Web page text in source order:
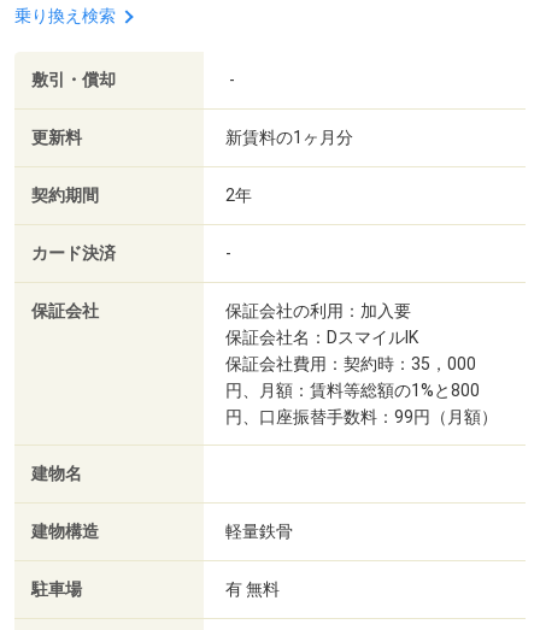
乗り換え検索
敷引・償却 -
更新料 新賃料の1ヶ月分
契約期間 2年
カード決済 -
保証会社
保証会社の利用：加入要
保証会社名：DスマイルIK
保証会社費用：契約時：35，000
円、月額：賃料等総額の1%と800
円、口座振替手数料：99円（月額）
建物名
建物構造 軽量鉄骨
駐車場 有 無料